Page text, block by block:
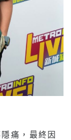
痛，最終因